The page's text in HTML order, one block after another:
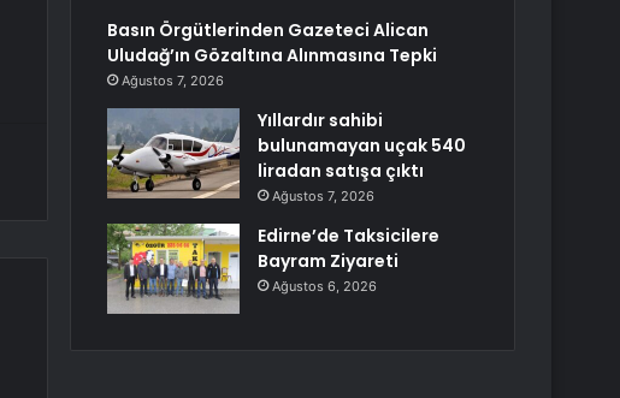
Basın Örgütlerinden Gazeteci Alican
Uludağ’ın Gözaltına Alınmasına Tepki
Ağustos 7, 2026
Yıllardır sahibi
bulunamayan uçak 540
liradan satışa çıktı
Ağustos 7, 2026
Edirne’de Taksicilere
Bayram Ziyareti
Ağustos 6, 2026